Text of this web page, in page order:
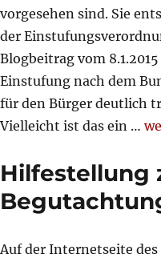
vorgesehen sind. Sie
der
Blogbeitrag vom
Einstufung nach dem
für den Bürger deutlich
Vielleicht ist das ein …
Hilfestellung
Auf der Internetseite